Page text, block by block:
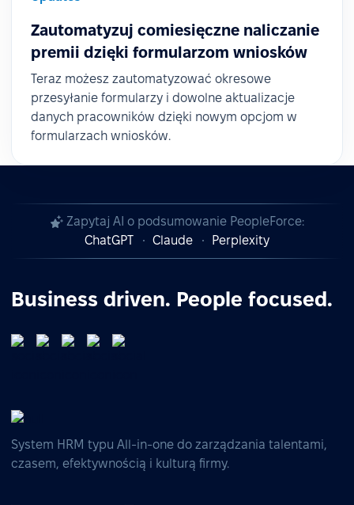
Zautomatyzuj comiesięczne naliczanie
premii dzięki formularzom wniosków
Teraz możesz zautomatyzować okresowe
przesyłanie formularzy i dowolne aktualizacje
danych pracowników dzięki nowym opcjom w
formularzach wniosków.
Zapytaj AI o podsumowanie PeopleForce:
ChatGPT
Claude Perplexity
Business driven. People focused.
System HRM typu All-in-one do zarządzania talentami,
czasem, efektywnością i kulturą firmy.